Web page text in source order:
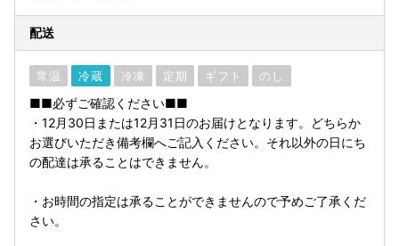
配送
常温 冷蔵 冷凍 定期 ギフト のし
■■必ずご確認ください■■
・12月30日または12月31日のお届けとなります。どちらか
お選びいただき備考欄へご記入ください。それ以外の日にち
の配達は承ることはできません。
・お時間の指定は承ることができませんので予めご了承くだ
さい。